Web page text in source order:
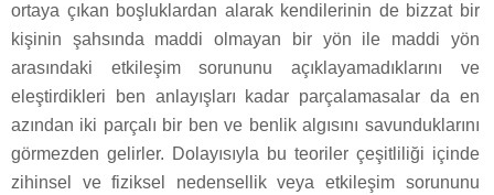
ortaya çıkan boşluklardan alarak kendilerinin de bizzat bir
kişinin şahsında maddi olmayan bir yön ile maddi yön
arasındaki etkileşim sorununu açıklayamadıklarını ve
eleştirdikleri ben anlayışları kadar parçalamasalar da en
azından iki parçalı bir ben ve benlik algısını savunduklarını
görmezden gelirler. Dolayısıyla bu teoriler çeşitliliği içinde
zihinsel ve fiziksel nedensellik veya etkileşim sorununu